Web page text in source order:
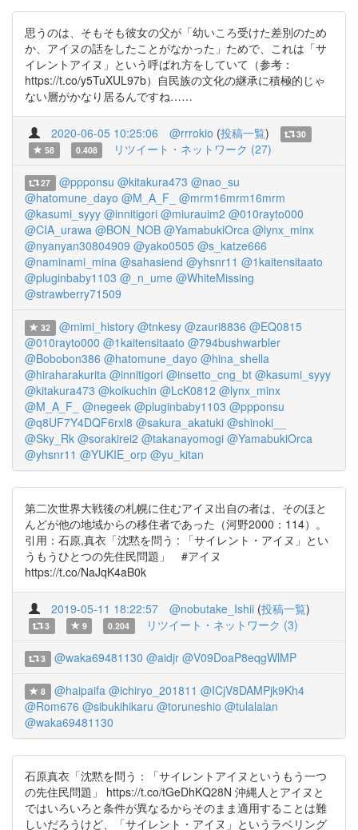
思うのは、そもそも彼女の父が「幼いころ受けた差別のため
か、アイヌの話をしたことがなかった」ためで、これは「サ
イレントアイヌ」という呼ばれ方をしていて（参考：
https://t.co/y5TuXUL97b）自民族の文化の継承に積極的じゃ
ない層がかなり居るんですね……
2020-06-05 10:25:06 @rrrokio (投稿一覧)
30
58
0.408 リツイート・ネットワーク (27)
27 @ppponsu @kitakura473 @nao_su
@hatomune_dayo @M_A_F_
@mrm16mrm16mrm
@kasumi_syyy @innitigori @miurauim2 @010rayto000
@CIA_urawa @BON_NOB @YamabukiOrca @lynx_minx
@nyanyan30804909 @yako0505 @s_katze666
@naminami_mina @sahasiend @yhsnr11 @1kaitensitaato
@pluginbaby1103 @_n_ume @WhiteMissing
@strawberry71509
32 @mimi_history @tnkesy @zauri8836 @EQ0815
@010rayto000 @1kaitensitaato @794bushwarbler
@Bobobon386 @hatomune_dayo @hina_shella
@hiraharakurita @innitigori @insetto_cng_bt @kasumi_syyy
@kitakura473 @koikuchin @LcK0812 @lynx_minx
@M_A_F_
@negeek @pluginbaby1103 @ppponsu
@q8UF7Y4DQF6rxl8 @sakura_akatuki @shinoki__
@Sky_Rk @sorakirei2 @takanayomogi @YamabukiOrca
@yhsnr11 @YUKIE_orp @yu_kitan
第二次世界大戦後の札幌に住むアイヌ出自の者は、そのほと
んどが他の地域からの移住者であった（河野2000：114）。
引用：石原,真衣「沈黙を問う : 「サイレント・アイヌ」とい
うもうひとつの先住民問題」 #アイヌ
https://t.co/NaJqK4aB0k
2019-05-11 18:22:57 @nobutake_Ishii (投稿一覧)
3 9 0.204 リツイート・ネットワーク (3)
3 @waka69481130 @aidjr @V09DoaP8eqgWlMP
8 @haipaifa @ichiryo_201811 @ICjV8DAMPjk9Kh4
@Rom676 @sibukihikaru @toruneshio @tulalalan
@waka69481130
石原真衣「沈黙を問う：「サイレントアイヌというもう一つ
の先住民問題」 https://t.co/tGeDhKQ28N 沖縄人とアイヌと
ではいろいろと条件が異なるからそのまま適用することは難
しいだろうけど、「サイレント・アイヌ」というラベリング